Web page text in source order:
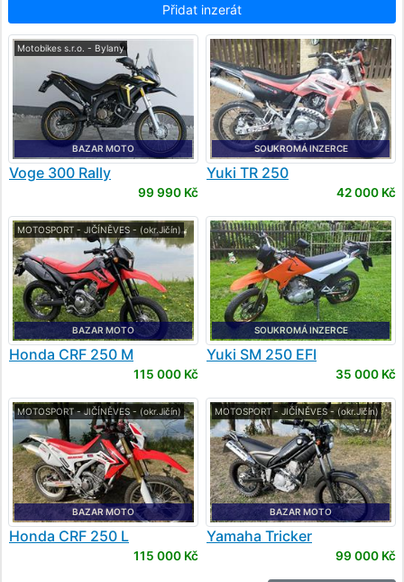
Přidat inzerát
Motobikes s.r.o. - Bylany
BAZAR MOTO
Voge 300 Rally
99 990 Kč
SOUKROMÁ INZERCE
Yuki TR 250
42 000 Kč
MOTOSPORT - JIČÍNĚVES - (okr.Jičín)
BAZAR MOTO
Honda CRF 250 M
115 000 Kč
SOUKROMÁ INZERCE
Yuki SM 250 EFI
35 000 Kč
MOTOSPORT - JIČÍNĚVES - (okr.Jičín)
BAZAR MOTO
Honda CRF 250 L
115 000 Kč
MOTOSPORT - JIČÍNĚVES - (okr.Jičín)
BAZAR MOTO
Yamaha Tricker
99 000 Kč